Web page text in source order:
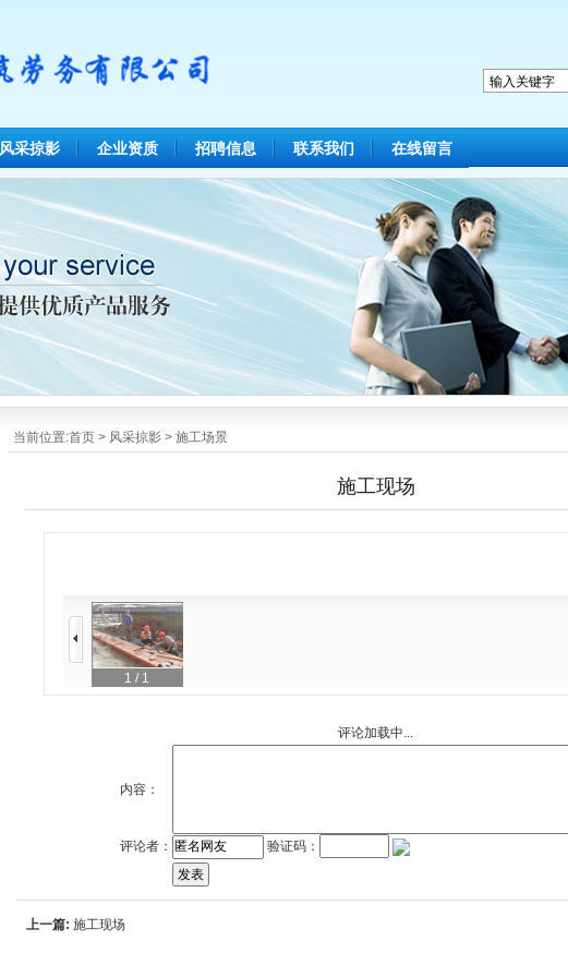
风采掠影 企业资质 招聘信息 联系我们 在线留言
当前位置:首页 > 风采掠影 > 施工场景
施工现场
1 / 1
评论加载中...
内容：
评论者： 验证码：
上一篇: 施工现场